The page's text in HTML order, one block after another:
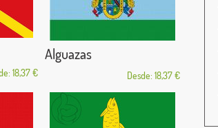
18,37 €
Alguazas
Desde: 18,37 €